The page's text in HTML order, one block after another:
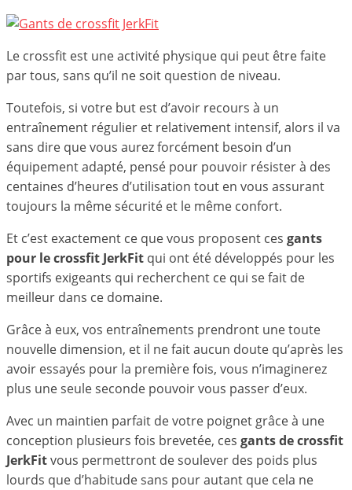
Le crossfit est une activité physique qui peut être faite
par tous, sans qu’il ne soit question de niveau.
Toutefois, si votre but est d’avoir recours à un
entraînement régulier et relativement intensif, alors il va
sans dire que vous aurez forcément besoin d’un
équipement adapté, pensé pour pouvoir résister à des
centaines d’heures d’utilisation tout en vous assurant
toujours la même sécurité et le même confort.
Et c’est exactement ce que vous proposent ces gants
pour le crossfit JerkFit qui ont été développés pour les
sportifs exigeants qui recherchent ce qui se fait de
meilleur dans ce domaine.
Grâce à eux, vos entraînements prendront une toute
nouvelle dimension, et il ne fait aucun doute qu’après les
avoir essayés pour la première fois, vous n’imaginerez
plus une seule seconde pouvoir vous passer d’eux.
Avec un maintien parfait de votre poignet grâce à une
conception plusieurs fois brevetée, ces gants de crossfit
JerkFitvous permettront de soulever des poids plus
lourds que d’habitude sans pour autant que cela ne